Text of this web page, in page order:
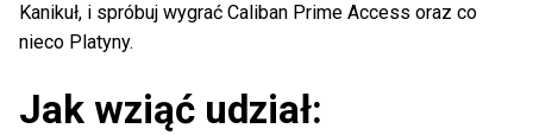
Kanikuł, i spróbuj wygrać Caliban Prime Access oraz co
nieco Platyny.
Jak wziąć udział: